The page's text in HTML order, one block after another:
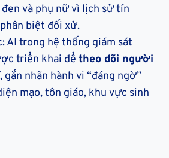
và phụ nữ vì lịch sử tín
biệt đối xử.
AI trong hệ thống giám sát
triển khai để theo dõi người
, gắn nhãn hành vi “đáng ngờ”
mạo, tôn giáo, khu vực sinh